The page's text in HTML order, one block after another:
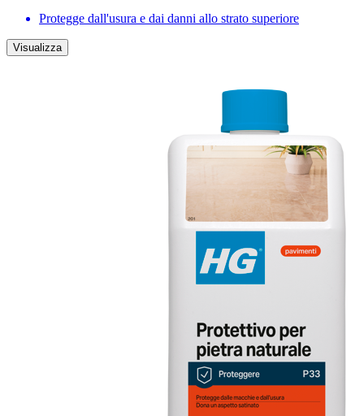
Protegge dall'usura e dai danni allo strato superiore
Visualizza